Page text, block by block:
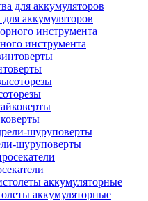
аккумуляторов
инструмента
шуруповерты
аккумуляторные